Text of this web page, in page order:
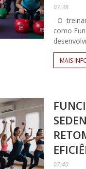
07:38
O
como
MAIS
07:40